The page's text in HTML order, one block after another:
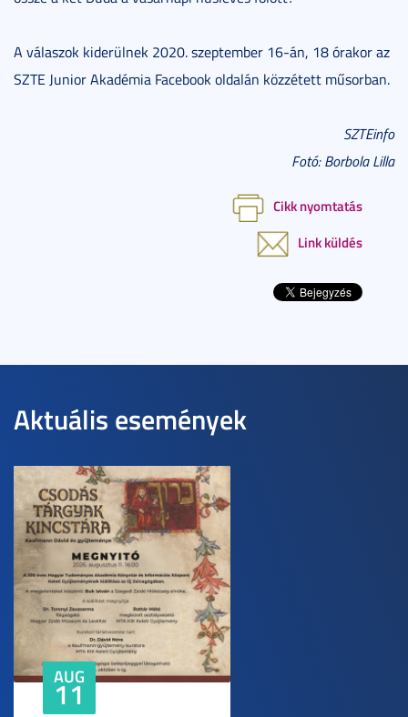
A válaszok kiderülnek 2020. szeptember 16-án, 18 órakor az
SZTE Junior Akadémia Facebook oldalán közzétett műsorban.
SZTEinfo
Fotó: Borbola Lilla
Cikk nyomtatás
Link küldés
Aktuális események
AUG
11